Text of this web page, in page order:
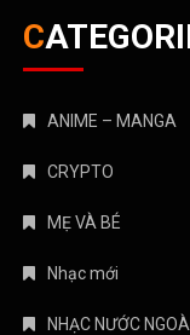
ANIME – MANGA
CRYPTO
MẸ VÀ BÉ
Nhạc mới
NHẠC NƯỚC